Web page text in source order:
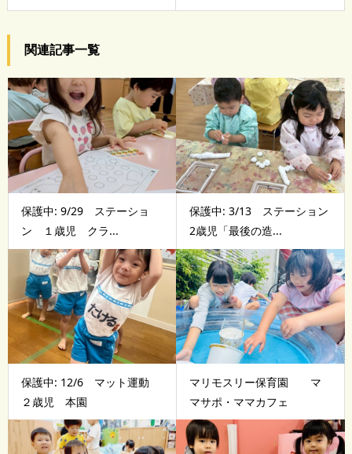
関連記事一覧
保護中: 9/29 ステーショ
ン １歳児 クラ...
保護中: 3/13 ステーション
2歳児「最後の造...
保護中: 12/6 マット運動
２歳児 本園
マリモスリー保育園 マ
マサポ・ママカフェ